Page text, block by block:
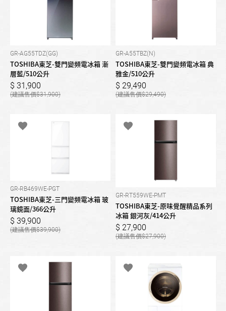
GR-AG55TDZ(GG)
TOSHIBA東芝-雙門變頻電冰箱 漸
層藍/510公升
31,900
31,900
GR-A55TBZ(N)
TOSHIBA東芝-雙門變頻電冰箱 典
雅金/510公升
29,490
29,490
GR-RB469WE-PGT
TOSHIBA東芝-三門變頻電冰箱 玻
璃鏡面/366公升
39,900
39,900
GR-RT559WE-PMT
TOSHIBA東芝-原味覺醒精品系列
冰箱 銀河灰/414公升
27,900
27,900